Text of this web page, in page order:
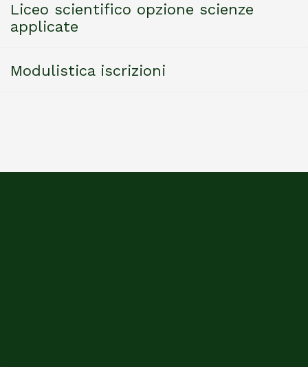
Liceo scientifico opzione scienze
applicate
Modulistica iscrizioni